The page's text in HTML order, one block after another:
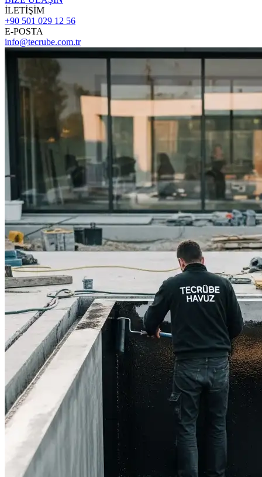
İLETİŞİM
+90 501 029 12 56
E-POSTA
info@tecrube.com.tr